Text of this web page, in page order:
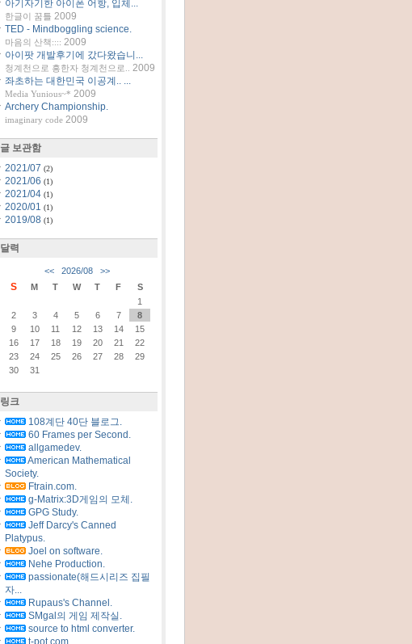
아기자기한 아이폰 어항, 입체...
한글이 꿈틀 2009
TED - Mindboggling science.
마음의 산책:::: 2009
아이팟 개발후기에 갔다왔습니...
청계천으로 흥한자 청계천으로..
2009
좌초하는 대한민국 이공계.. ...
Media Yunious~* 2009
Archery Championship.
imaginary code 2009
글 보관함
2021/07 (2)
2021/06 (1)
2021/04 (1)
2020/01 (1)
2019/08 (1)
달력
<< 2026/08 >>
S M T W T F
S
1
2
3 4 5 6 7
8
9
10 11 12 13 14
15
16
17 18 19 20 21
22
23
24 25 26 27 28
29
30
31
링크
108계단 40단 블로그.
60 Frames per Second.
allgamedev.
American Mathematical
Society.
Ftrain.com.
g-Matrix:3D게임의 모체.
GPG Study.
Jeff Darcy's Canned
Platypus.
Joel on software.
Nehe Production.
passionate(해드시리즈 집필
자...
Rupaus's Channel.
SMgal의 게임 제작실.
source to html converter.
t-pot.com.